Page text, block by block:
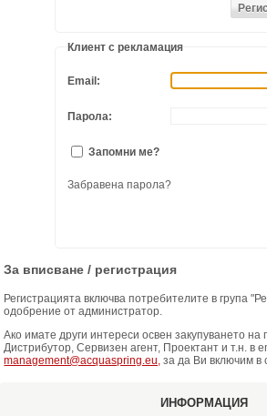
ХИДРОФОРНИ СЪДОВЕ (0)
ОМЕКОТИТЕЛИ (0)
КОМПОНЕНТИ ЗА ОМЕКОТИТЕЛНИ
Клиент с рекламация
Email:
Парола:
Запомни ме?
Забравена парола?
За вписване / регистрация
Регистрацията включва потребителите в група
одобрение от администратор.
Ако имате други интереси освен закупуването
Дистрибутор, Сервизен агент, Проектант и т.н. в
management@acquaspring.eu, за да Ви включим в
ИНФОРМАЦИЯ